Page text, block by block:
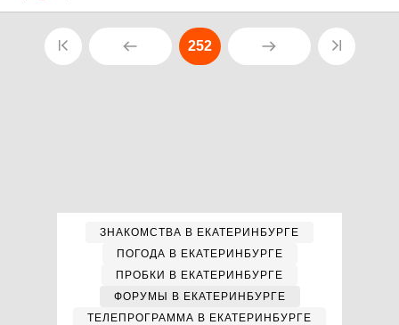
252
ЗНАКОМСТВА В ЕКАТЕРИНБУРГЕ
ПОГОДА В ЕКАТЕРИНБУРГЕ
ПРОБКИ В ЕКАТЕРИНБУРГЕ
ФОРУМЫ В ЕКАТЕРИНБУРГЕ
ТЕЛЕПРОГРАММА В ЕКАТЕРИНБУРГЕ